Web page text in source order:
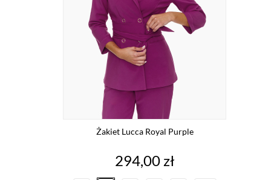
Żakiet Lucca Royal Purple
Cena
294,00 zł